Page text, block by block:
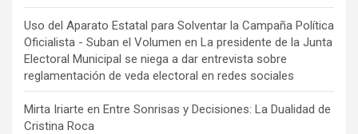
Uso del Aparato Estatal para Solventar la Campaña Política
Oficialista - Suban el Volumen en La presidente de la Junta
Electoral Municipal se niega a dar entrevista sobre
reglamentación de veda electoral en redes sociales
Mirta Iriarte en Entre Sonrisas y Decisiones: La Dualidad de
Cristina Roca